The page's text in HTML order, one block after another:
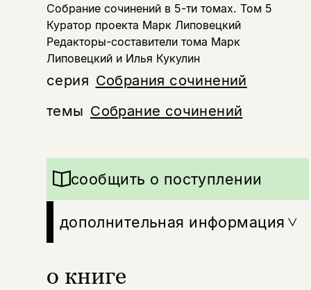
серия Собрания сочинений
темы Собрание сочинений
Собрание сочинений в 5-ти томах. Том 5
Куратор проекта Марк Липовецкий
Редакторы-составители тома Марк
Липовецкий и Илья Кукулин
о книге
сообщить о поступлении
дополнительная информация